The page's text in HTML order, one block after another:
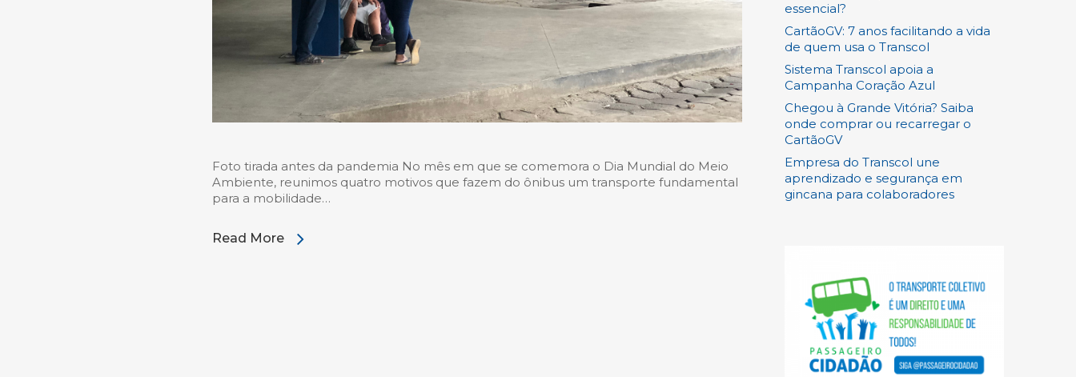
Foto tirada antes da pandemia No mês em que se comemora o Dia Mundial do Meio
Ambiente, reunimos quatro motivos que fazem do ônibus um transporte fundamental
para a mobilidade…
Read More
essencial?
CartãoGV: 7 anos facilitando a vida
de quem usa o Transcol
Sistema Transcol apoia a
Campanha Coração Azul
Chegou à Grande Vitória? Saiba
onde comprar ou recarregar o
CartãoGV
Empresa do Transcol une
aprendizado e segurança em
gincana para colaboradores